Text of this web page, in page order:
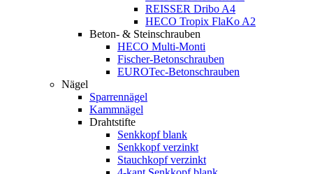
REISSER Dribo A4
HECO Tropix FlaKo A2
Beton- & Steinschrauben
HECO Multi-Monti
Fischer-Betonschrauben
EUROTec-Betonschrauben
Nägel
Sparrennägel
Kammnägel
Drahtstifte
Senkkopf blank
Senkkopf verzinkt
Stauchkopf verzinkt